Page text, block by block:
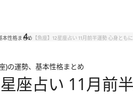
本性格まとめ 【魚座】12星座占い 11月前半運勢 心身とも
)の運勢、基本性格まとめ
星座占い 11月前